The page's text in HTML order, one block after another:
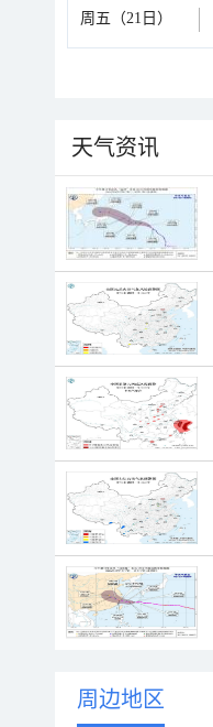
周五（21日）
天气资讯
周边地区